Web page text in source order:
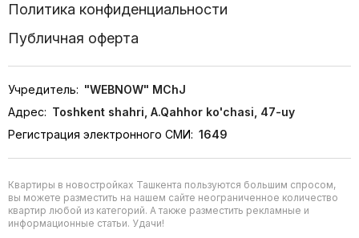
Политика конфиденциальности
Публичная оферта
Учредитель: "WEBNOW" MChJ
Адрес: Toshkent shahri, A.Qahhor ko'chasi, 47-uy
Регистрация электронного СМИ: 1649
Квартиры в новостройках Ташкента пользуются большим спросом,
вы можете разместить на нашем сайте неограниченное количество
квартир любой из категорий. А также разместить рекламные и
информационные статьи. Удачи!